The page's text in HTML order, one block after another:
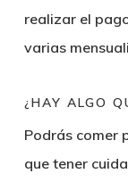
realizar el
varias
¿HAY ALGO
Podrás comer
que tener